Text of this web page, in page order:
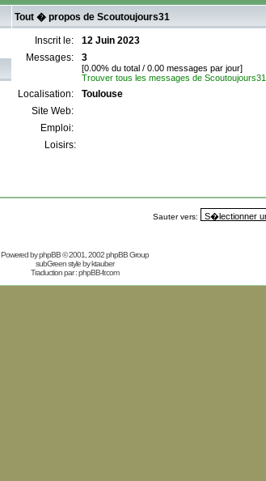
Tout � propos de Scoutoujours31
Inscrit le:
12 Juin 2023
Messages:
3
[0.00% du total / 0.00 messages par jour]
Trouver tous les messages de Scoutoujours31
Localisation:
Toulouse
Site Web:
Emploi:
Loisirs:
Sauter vers:
Powered byphpBB© 2001, 2002 phpBB Group
subGreen style byktauber
Traduction par :phpBB-fr.com